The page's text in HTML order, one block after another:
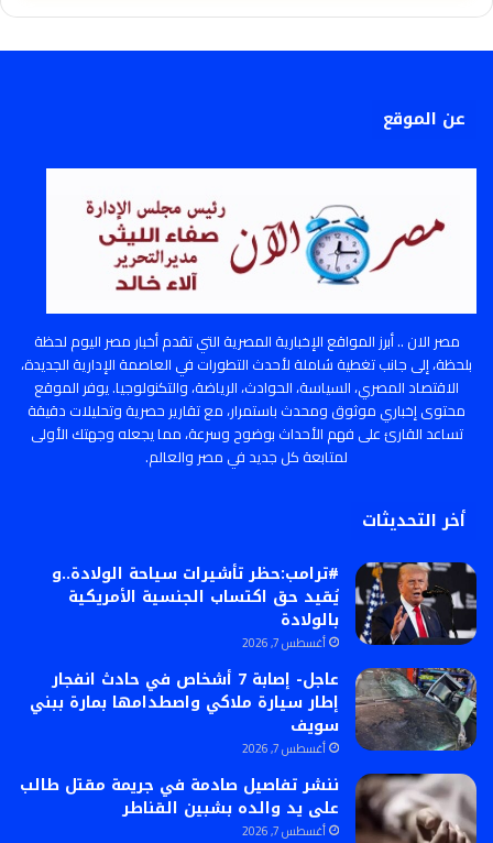
عن الموقع
مصر الان .. أبرز المواقع الإخبارية المصرية التي تقدم أخبار مصر اليوم لحظة
بلحظة، إلى جانب تغطية شاملة لأحدث التطورات في العاصمة الإدارية الجديدة،
الاقتصاد المصري، السياسة، الحوادث، الرياضة، والتكنولوجيا. يوفر الموقع
محتوى إخباري موثوق ومحدث باستمرار، مع تقارير حصرية وتحليلات دقيقة
تساعد القارئ على فهم الأحداث بوضوح وسرعة، مما يجعله وجهتك الأولى
لمتابعة كل جديد في مصر والعالم.
أخر التحديثات
#ترامب:حظر تأشيرات سياحة الولادة..و
يُقيد حق اكتساب الجنسية الأمريكية
بالولادة
أغسطس 7, 2026
عاجل- إصابة 7 أشخاص في حادث انفجار
إطار سيارة ملاكي واصطدامها بمارة ببني
سويف
أغسطس 7, 2026
ننشر تفاصيل صادمة في جريمة مقتل طالب
على يد والده بشبين القناطر
أغسطس 7, 2026